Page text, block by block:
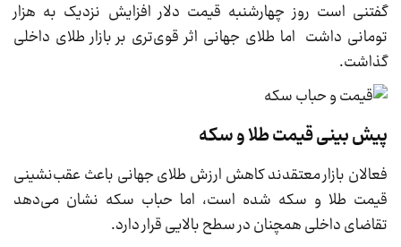
گفتنی است روز چهارشنبه قیمت دلار افزایش نزدیک به هزار
تومانی داشت اما طلای جهانی اثر قوی‌تری بر بازار طلای داخلی
گذاشت.
پیش بینی قیمت طلا و سکه
فعالان بازار معتقدند کاهش ارزش طلای جهانی باعث عقب‌نشینی
قیمت طلا و سکه شده است، اما حباب سکه نشان می‌دهد
تقاضای داخلی همچنان در سطح بالایی قرار دارد.